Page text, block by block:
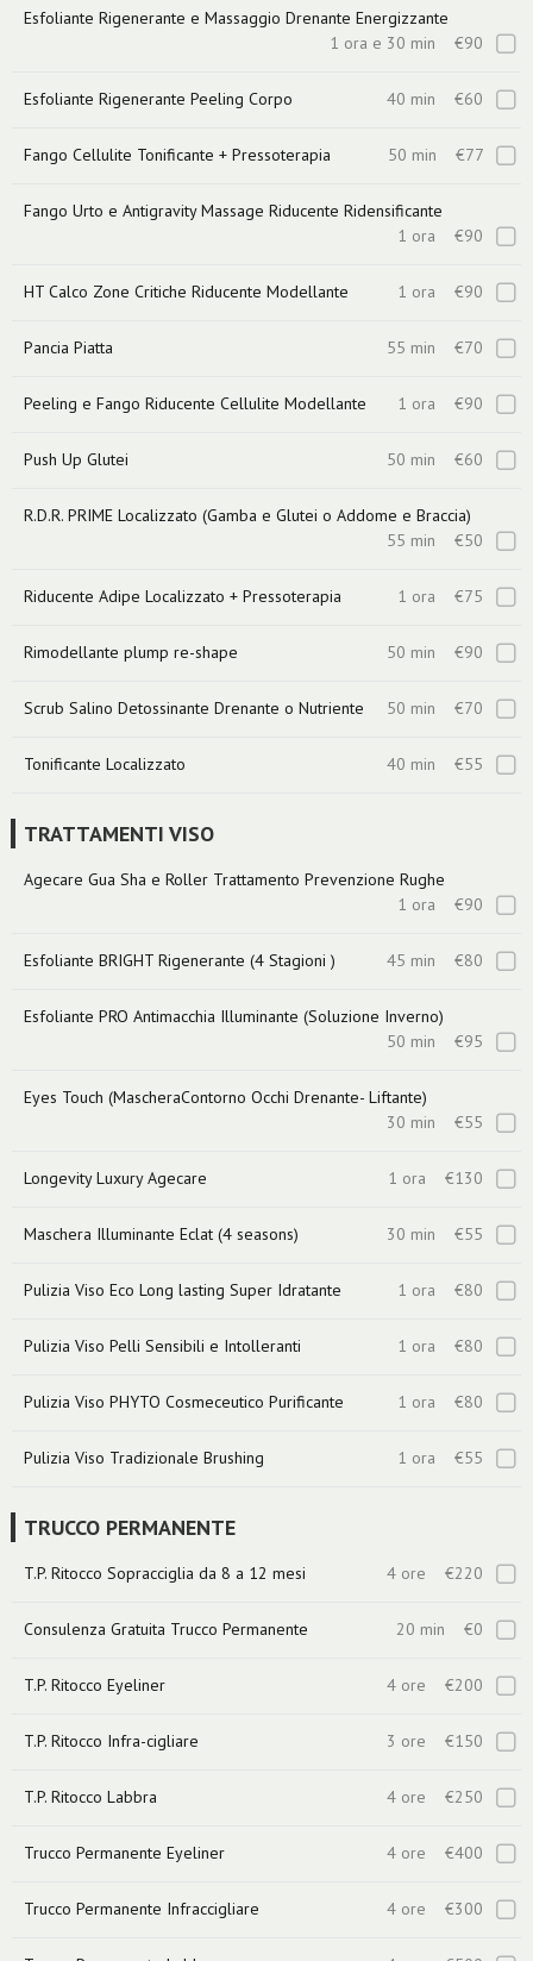
Esfoliante Rigenerante e Massaggio Drenante Energizzante
1 ora e 30 min €90
Esfoliante Rigenerante Peeling Corpo 40 min €60
Fango Cellulite Tonificante + Pressoterapia 50 min €77
Fango Urto e Antigravity Massage Riducente Ridensificante
1 ora €90
HT Calco Zone Critiche Riducente Modellante 1 ora €90
Pancia Piatta 55 min €70
Peeling e Fango Riducente Cellulite Modellante 1 ora €90
Push Up Glutei 50 min €60
R.D.R. PRIME Localizzato (Gamba e Glutei o Addome e Braccia)
55 min €50
Riducente Adipe Localizzato + Pressoterapia 1 ora €75
Rimodellante plump re-shape 50 min €90
Scrub Salino Detossinante Drenante o Nutriente 50 min €70
Tonificante Localizzato 40 min €55
TRATTAMENTI VISO
Agecare Gua Sha e Roller Trattamento Prevenzione Rughe
1 ora €90
Esfoliante BRIGHT Rigenerante (4 Stagioni ) 45 min €80
Esfoliante PRO Antimacchia Illuminante (Soluzione Inverno)
50 min €95
Eyes Touch (MascheraContorno Occhi Drenante- Liftante)
30 min €55
Longevity Luxury Agecare 1 ora €130
Maschera Illuminante Eclat (4 seasons) 30 min €55
Pulizia Viso Eco Long lasting Super Idratante 1 ora €80
Pulizia Viso Pelli Sensibili e Intolleranti 1 ora €80
Pulizia Viso PHYTO Cosmeceutico Purificante 1 ora €80
Pulizia Viso Tradizionale Brushing 1 ora €55
TRUCCO PERMANENTE
T.P. Ritocco Sopracciglia da 8 a 12 mesi 4 ore €220
Consulenza Gratuita Trucco Permanente 20 min €0
T.P. Ritocco Eyeliner 4 ore €200
T.P. Ritocco Infra-cigliare 3 ore €150
T.P. Ritocco Labbra 4 ore €250
Trucco Permanente Eyeliner 4 ore €400
Trucco Permanente Infraccigliare 4 ore €300